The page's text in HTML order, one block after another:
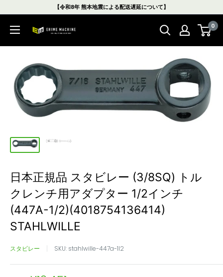
ン
【令和8年 熊本地震による配送遅延について】
エ
マ
シ
本
店
0
日本正規品 スタビレー (3/8SQ) トル
クレンチ用アダプター 1/2インチ
(447A-1/2)(4018754136414)
STAHLWILLE
スタビレー SKU: stahlwille-447a-1l2